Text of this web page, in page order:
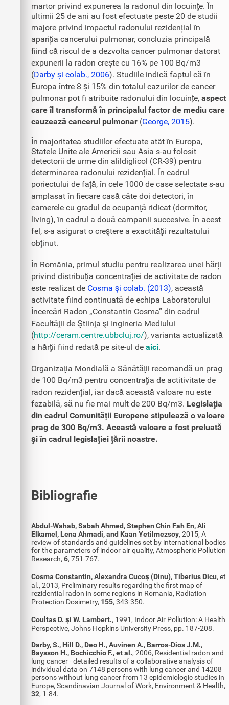
martor privind expunerea la radonul din locuinţe. În
ultimii 25 de ani au fost efectuate peste 20 de studii
majore privind impactul radonului rezidențial în
apariția cancerului pulmonar, concluzia principală
fiind că riscul de a dezvolta cancer pulmonar datorat
expunerii la radon crește cu 16% pe 100 Bq/m3
(Darby și colab., 2006). Studiile indică faptul că în
Europa între 8 și 15% din totalul cazurilor de cancer
pulmonar pot fi atribuite radonului din locuințe, aspect
care îl transformă în principalul factor de mediu care
cauzează cancerul pulmonar (George, 2015).
În majoritatea studiilor efectuate atât în Europa,
Statele Unite ale Americii sau Asia s-au folosit
detectorii de urme din alildiglicol (CR-39) pentru
determinarea radonului rezidențial. În cadrul
poriectului de faţă, în cele 1000 de case selectate s-au
amplasat în fiecare casă câte doi detectori, în
camerele cu gradul de ocupanţă ridicat (dormitor,
living), în cadrul a două campanii succesive. În acest
fel, s-a asigurat o creştere a exactităţii rezultatului
obţinut.
În România, primul studiu pentru realizarea unei hărți
privind distribuţia concentrației de activitate de radon
este realizat de Cosma și colab. (2013), această
activitate fiind continuată de echipa Laboratorului
Încercări Radon „Constantin Cosma” din cadrul
Facultăţii de Ştiinţa şi Ingineria Mediului
(http://ceram.centre.ubbcluj.ro/), varianta actualizată
a hărţii fiind redată pe site-ul de aici.
Organizaţia Mondială a Sănătăţii recomandă un prag
de 100 Bq/m3 pentru concentraţia de actitivitate de
radon rezidenţial, iar dacă această valoare nu este
fezabilă, să nu fie mai mult de 200 Bq/m3. Legislaţia
din cadrul Comunităţii Europene stipulează o valoare
prag de 300 Bq/m3. Această valoare a fost preluată
şi în cadrul legislaţiei ţării noastre.
Bibliografie
Abdul-Wahab, Sabah Ahmed, Stephen Chin Fah En, Ali
Elkamel, Lena Ahmadi, and Kaan Yetilmezsoy, 2015, A
review of standards and guidelines set by international bodies
for the parameters of indoor air quality, Atmospheric Pollution
Research, 6, 751-767.
Cosma Constantin, Alexandra Cucoș (Dinu), Tiberius Dicu, et
al., 2013, Preliminary results regarding the first map of
rezidential radon in some regions in Romania, Radiation
Protection Dosimetry, 155, 343-350.
Coultas D. și W. Lambert., 1991, Indoor Air Pollution: A Health
Perspective, Johns Hopkins University Press, pp. 187-208.
Darby, S., Hill D., Deo H., Auvinen A., Barros-Dios J.M.,
Baysson H., Bochicchio F., et al., 2006, Residential radon and
lung cancer - detailed results of a collaborative analysis of
individual data on 7148 persons with lung cancer and 14208
persons without lung cancer from 13 epidemiologic studies in
Europe, Scandinavian Journal of Work, Environment & Health,
32, 1-84.